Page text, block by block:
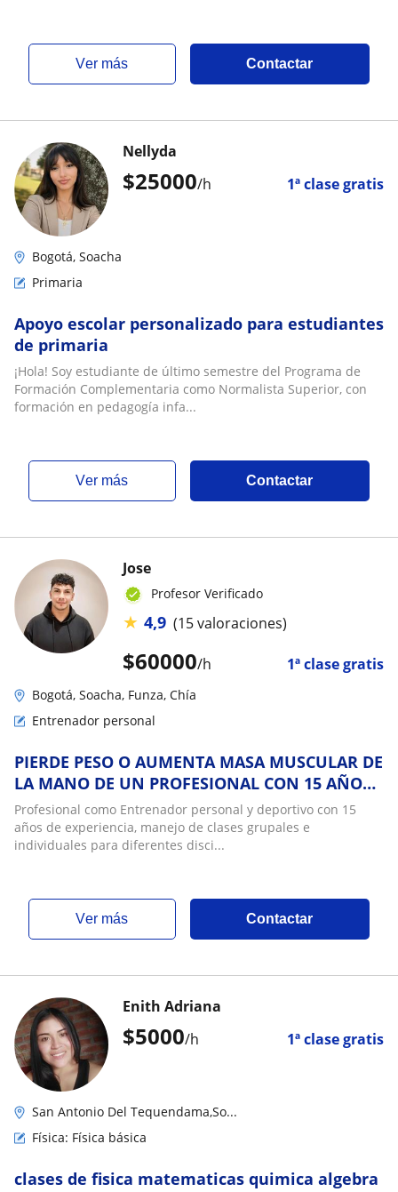
ver más Contactar
$25000/h 1ª clase gratis
Nellyda
Bogotá, Soacha
Primaria
Apoyo escolar personalizado para estudiantes
de primaria
¡Hola! Soy estudiante de último semestre del Programa de
Formación Complementaria como Normalista Superior, con
formación en pedagogía infa...
ver más Contactar
$60000/h 1ª clase gratis
Jose
Profesor Verificado
★ 4,9 (15 valoraciones)
Bogotá, Soacha, Funza, Chía
Entrenador personal
PIERDE PESO O AUMENTA MASA MUSCULAR DE
LA MANO DE UN PROFESIONAL CON 15 AÑOS
DE EXPERIENCIA INTERNACIONAL!
Profesional como Entrenador personal y deportivo con 15
años de experiencia, manejo de clases grupales e
individuales para diferentes disci...
ver más Contactar
$5000/h 1ª clase gratis
Enith Adriana
San Antonio Del Tequendama,So...
Física: Física básica
clases de fisica matematicas quimica algebra